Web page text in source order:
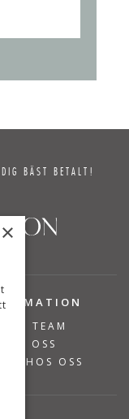
BÄST BETALT!
VÅRT TEAM
OM OSS
HOS OSS
×